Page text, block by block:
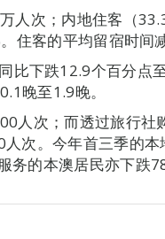
人次；内地住客（
住客的平均留宿时间
比下跌12.9个百分点
晚至1.9晚。
人次；而透过旅行社
次。今年首三季的
的本澳居民亦下跌